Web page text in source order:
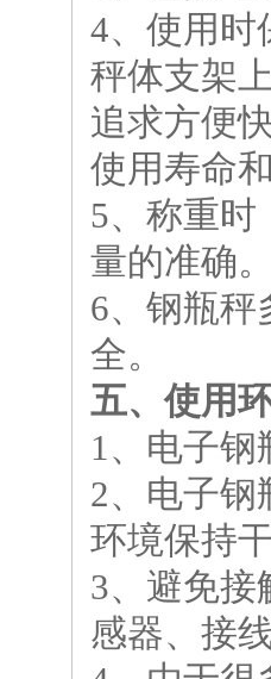
4、使用时
秤体支架
追求方便
使用寿命
5、称重时
量的准确
6、钢瓶秤
全。
五、使用
1、电子
2、电子钢
环境保持
3、避免接
感器、接